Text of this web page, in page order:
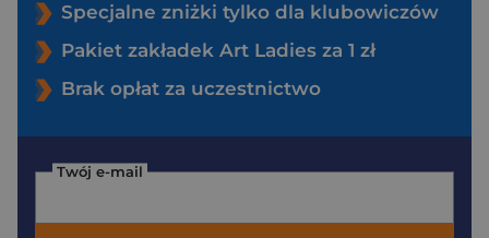
Specjalne zniżki tylko dla klubowiczów
Pakiet zakładek Art Ladies za 1 zł
Brak opłat za uczestnictwo
Twój e-mail